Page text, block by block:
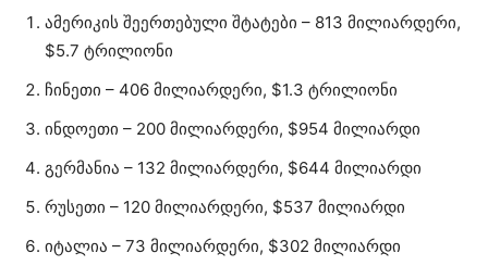
ამერიკის შეერთებული შტატები – 813 მილიარდერი,
$5.7 ტრილიონი
ჩინეთი – 406 მილიარდერი, $1.3 ტრილიონი
ინდოეთი – 200 მილიარდერი, $954 მილიარდი
გერმანია – 132 მილიარდერი, $644 მილიარდი
რუსეთი – 120 მილიარდერი, $537 მილიარდი
იტალია – 73 მილიარდერი, $302 მილიარდი